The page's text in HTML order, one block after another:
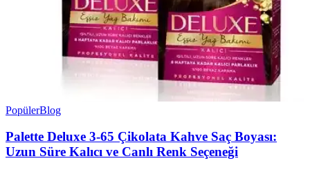
PopülerBlog
Palette Deluxe 3-65 Çikolata Kahve Saç Boyası:
Uzun Süre Kalıcı ve Canlı Renk Seçeneği